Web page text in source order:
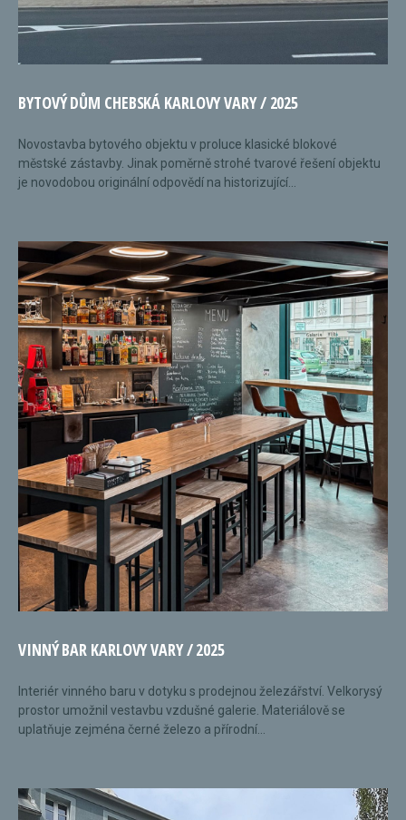
BYTOVÝ DŮM CHEBSKÁ KARLOVY VARY / 2025
Novostavba bytového objektu v proluce klasické blokové
městské zástavby. Jinak poměrně strohé tvarové řešení objektu
je novodobou originální odpovědí na historizující...
VINNÝ BAR KARLOVY VARY / 2025
Interiér vinného baru v dotyku s prodejnou železářství. Velkorysý
prostor umožnil vestavbu vzdušné galerie. Materiálově se
uplatňuje zejména černé železo a přírodní...